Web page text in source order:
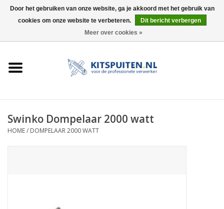
0 Artikelen - €0,00
ELEKTRISCH
Swinko Dompelaar 2000 watt
HOME/ DOMPELAAR 2000 WATT
Door het gebruiken van onze website, ga je akkoord met het gebruik van
cookies om onze website te verbeteren.
Dit bericht verbergen
Meer over cookies »